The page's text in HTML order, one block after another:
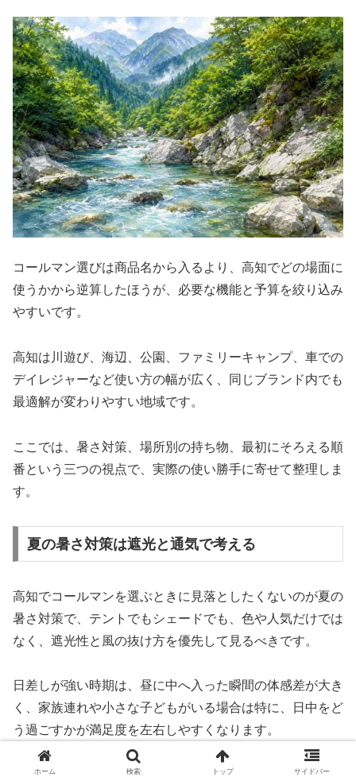
コールマン選びは商品名から入るより、高知でどの場面に
使うかから逆算したほうが、必要な機能と予算を絞り込み
やすいです。
高知は川遊び、海辺、公園、ファミリーキャンプ、車での
デイレジャーなど使い方の幅が広く、同じブランド内でも
最適解が変わりやすい地域です。
ここでは、暑さ対策、場所別の持ち物、最初にそろえる順
番という三つの視点で、実際の使い勝手に寄せて整理しま
す。
夏の暑さ対策は遮光と通気で考える
高知でコールマンを選ぶときに見落としたくないのが夏の
暑さ対策で、テントでもシェードでも、色や人気だけでは
なく、遮光性と風の抜け方を優先して見るべきです。
日差しが強い時期は、昼に中へ入った瞬間の体感差が大き
く、家族連れや小さな子どもがいる場合は特に、日中をど
う過ごすかが満足度を左右しやすくなります。
そのため、県内店舗でシェード系やテント系を見る際は、
ホーム 検索 トップ サイドバー